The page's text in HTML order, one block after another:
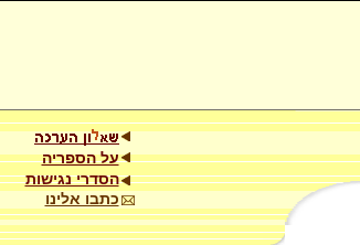
על הספריה
הסדרי נגישות
כתבו אלינו